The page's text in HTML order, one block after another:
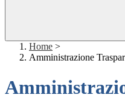
Home >
Amministrazione